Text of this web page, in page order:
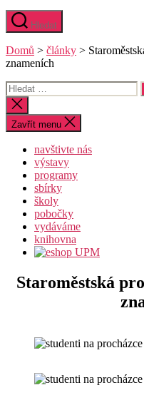
Hledat
Domů > články >
znameních
Výsledky
vyhledávání:
Zavřít
vyhledávání
Zavřít menu
navštivte nás
výstavy
programy
sbírky
školy
pobočky
vydáváme
knihovna
Staroměstská